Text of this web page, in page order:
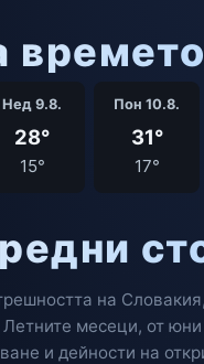
Нед 9.8.
28°
15°
Пон 10.8.
31°
17°
на
месеци, от
и дейности на